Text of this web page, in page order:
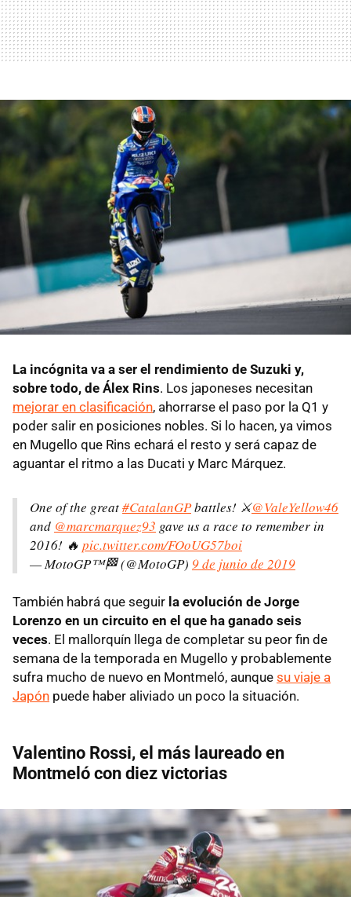
La incógnita va a ser el rendimiento de Suzuki y,
sobre todo, de Álex Rins. Los japoneses necesitan
mejorar en clasificación, ahorrarse el paso por la Q1 y
poder salir en posiciones nobles. Si lo hacen, ya vimos
en Mugello que Rins echará el resto y será capaz de
aguantar el ritmo a las Ducati y Marc Márquez.
One of the great#CatalanGPbattles! ⚔️@ValeYellow46
and @marcmarquez93 gave us a race to remember in
2016! 🔥 pic.twitter.com/FOoUG57boi
— MotoGP™🏁 (@MotoGP) 9 de junio de 2019
También habrá que seguir la evolución de Jorge
Lorenzo en un circuito en el que ha ganado seis
veces. El mallorquín llega de completar su peor fin de
semana de la temporada en Mugello y probablemente
sufra mucho de nuevo en Montmeló, aunque su viaje a
Japón puede haber aliviado un poco la situación.
Valentino Rossi, el más laureado en
Montmeló con diez victorias